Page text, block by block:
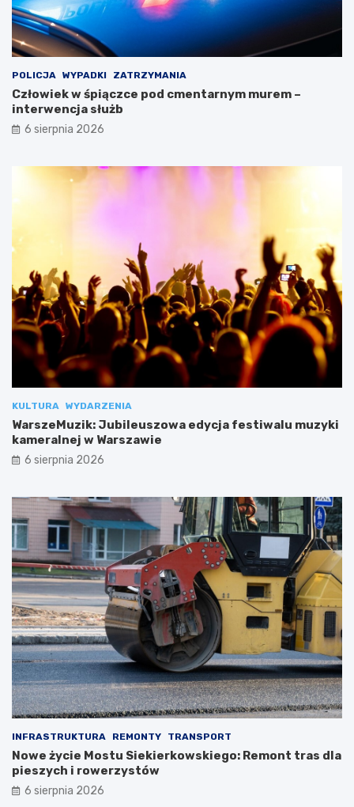
POLICJA WYPADKI ZATRZYMANIA
Człowiek w śpiączce pod cmentarnym murem –
interwencja służb
6 sierpnia 2026
KULTURA WYDARZENIA
WarszeMuzik: Jubileuszowa edycja festiwalu muzyki
kameralnej w Warszawie
6 sierpnia 2026
INFRASTRUKTURA REMONTY TRANSPORT
Nowe życie Mostu Siekierkowskiego: Remont tras dla
pieszych i rowerzystów
6 sierpnia 2026